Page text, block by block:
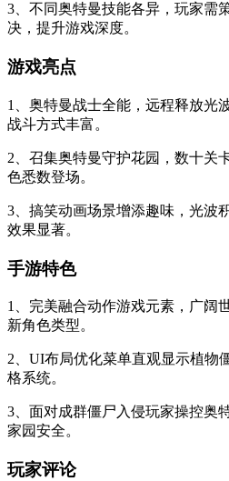
3、不同奥特曼技能各异，玩家需
决，提升游戏深度。
游戏亮点
1、奥特曼战士全能，远程释放光
战斗方式丰富。
2、召集奥特曼守护花园，数十关
色悉数登场。
3、搞笑动画场景增添趣味，光波
效果显著。
手游特色
1、完美融合动作游戏元素，广阔
新角色类型。
2、UI布局优化菜单直观显示植物
格系统。
3、面对成群僵尸入侵玩家操控奥
家园安全。
玩家评论